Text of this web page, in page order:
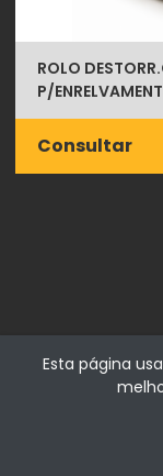
ROLO
P/
Consultar
Esta página